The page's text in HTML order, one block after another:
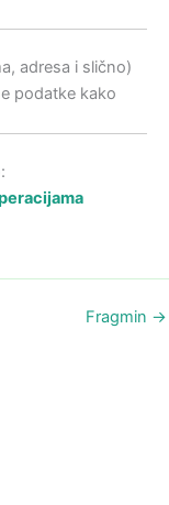
adresa i slično)
podatke kako
Fragmin →